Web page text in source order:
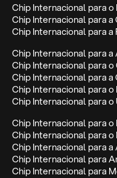
Chip Internacional para o
Chip Internacional para a
Chip Internacional para
Chip Internacional para
Chip Internacional para o
Chip Internacional para
Chip Internacional para o
Chip Internacional para o
Chip Internacional para o
Chip Internacional para
Chip Internacional para
Chip Internacional para
Chip Internacional para